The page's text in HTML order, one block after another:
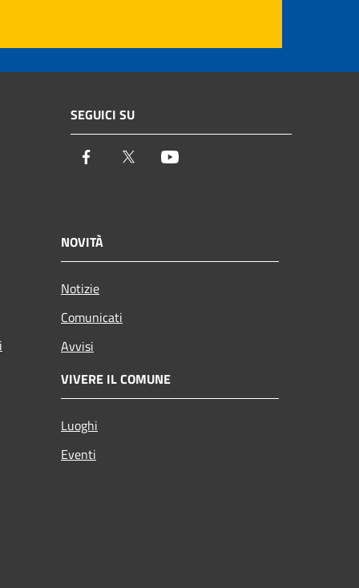
SEGUICI SU
Facebook Twitter
NOVITÀ
Notizie
Comunicati
Avvisi
VIVERE IL COMUNE
Luoghi
Eventi